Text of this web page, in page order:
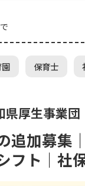
保育士
県厚生事業
追加募集
フト｜社